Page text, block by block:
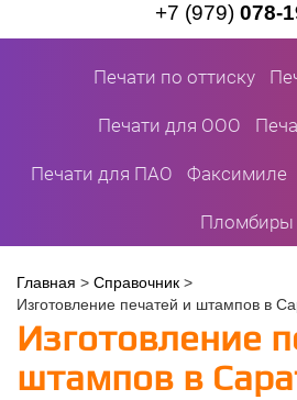
+7 (979) 078-
Печати по оттиску
Печати для ООО
Печати для ПАО Факсимиле
Пломбиры
Вы
здесь
Главная > Справочник >
Изготовление печатей и штампов в
Изготовление
штампов в